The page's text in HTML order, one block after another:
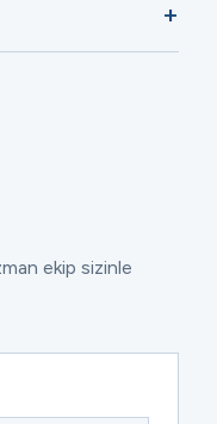
ekip sizinle